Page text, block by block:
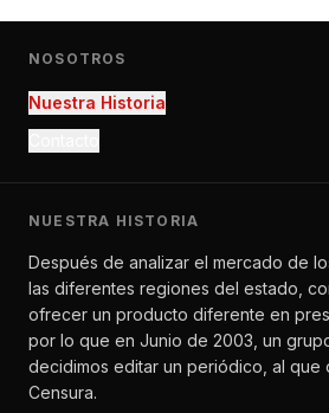
NOSOTROS
Nuestra Historia
NUESTRA HISTORIA
Después de analizar el mercado de
las diferentes regiones del estado,
ofrecer un producto diferente en
por lo que en Junio de 2003, un
decidimos editar un periódico, al que
Censura.